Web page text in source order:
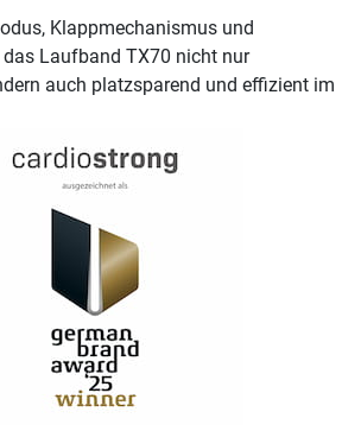
Klappmechanismus und
Laufband TX70 nicht nur
auch platzsparend und effizient im